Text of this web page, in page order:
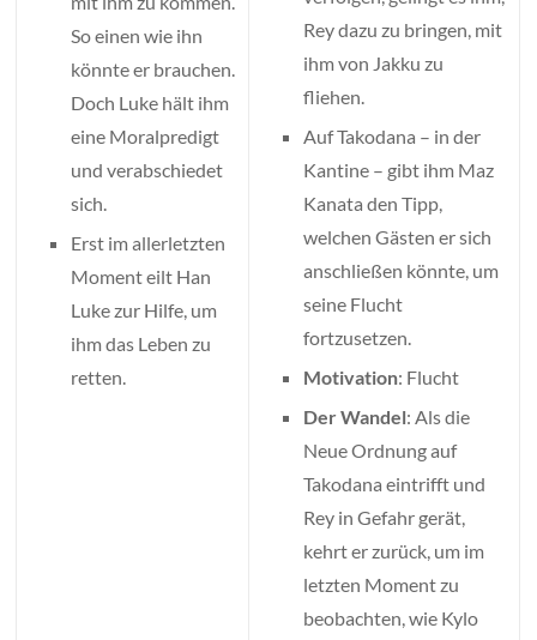
So einen wie ihn
könnte er brauchen.
Doch Luke hält ihm
eine Moralpredigt
und verabschiedet
sich.
Erst im allerletzten
Moment eilt Han
Luke zur Hilfe, um
ihm das Leben zu
retten.
Rey dazu zu bringen, mit
ihm von Jakku zu
fliehen.
Auf Takodana – in der
Kantine – gibt ihm Maz
Kanata den Tipp,
welchen Gästen er sich
anschließen könnte, um
seine Flucht
fortzusetzen.
Motivation: Flucht
Der Wandel: Als die
Neue Ordnung auf
Takodana eintrifft und
Rey in Gefahr gerät,
kehrt er zurück, um im
letzten Moment zu
beobachten, wie Kylo